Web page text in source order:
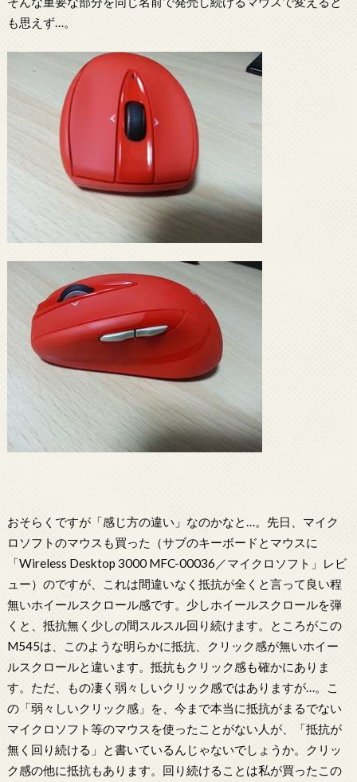
も思えず…。
おそらくですが「感じ方の違い」なのかなと…。先日、マイク
ロソフトのマウスも買った（サブのキーボードとマウスに
「Wireless Desktop 3000 MFC-00036／マイクロソフト」レビ
ュー）のですが、これは間違いなく抵抗が全くと言って良い程
無いホイールスクロール感です。少しホイールスクロールを弾
くと、抵抗無く少しの間スルスル回り続けます。ところがこの
M545は、このような明らかに抵抗、クリック感が無いホイー
ルスクロールと違います。抵抗もクリック感も確かにありま
す。ただ、もの凄く弱々しいクリック感ではありますが…。こ
の「弱々しいクリック感」を、今まで本当に抵抗がまるでない
マイクロソフト等のマウスを使ったことがない人が、「抵抗が
無く回り続ける」と書いているんじゃないでしょうか。クリッ
ク感の他に抵抗もあります。回り続けることは私が買ったこの